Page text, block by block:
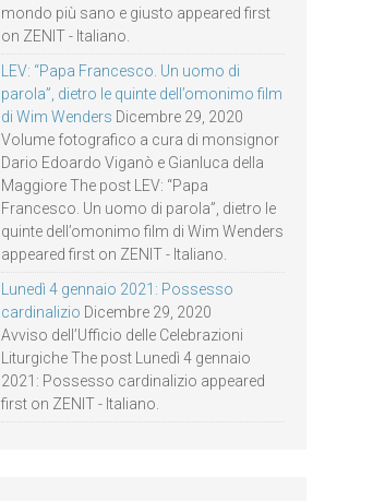
mondo più sano e giusto appeared first
on ZENIT - Italiano.
LEV: “Papa Francesco. Un uomo di
parola”, dietro le quinte dell’omonimo film
di Wim Wenders Dicembre 29, 2020
Volume fotografico a cura di monsignor
Dario Edoardo Viganò e Gianluca della
Maggiore The post LEV: “Papa
Francesco. Un uomo di parola”, dietro le
quinte dell’omonimo film di Wim Wenders
appeared first on ZENIT - Italiano.
Lunedì 4 gennaio 2021: Possesso
cardinalizio Dicembre 29, 2020
Avviso dell’Ufficio delle Celebrazioni
Liturgiche The post Lunedì 4 gennaio
2021: Possesso cardinalizio appeared
first on ZENIT - Italiano.